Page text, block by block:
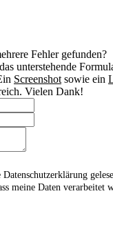
Fehler gefunden?
unterstehende
Screenshot sowie ein
Vielen Dank!
Datenschutzerklärung
meine Daten verarbeitet